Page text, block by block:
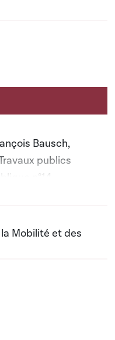
Bausch,
publics
n°14
ou cacher tous
Mobilité et des